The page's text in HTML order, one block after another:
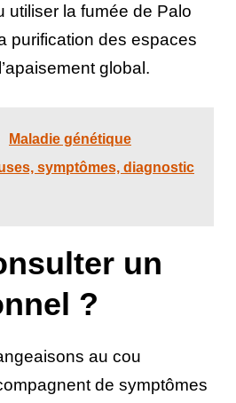
utiliser la fumée de Palo
purification des espaces
global.
Maladie génétique
symptômes, diagnostic
un
?
au cou
de symptômes